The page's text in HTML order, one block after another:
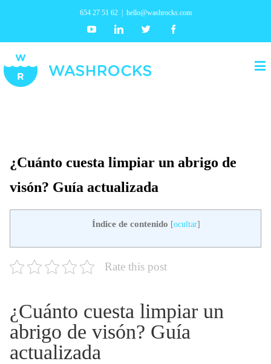
654 27 51 62 hello@washrocks.com
YoutubeLinkedin Twitter
¿Cuánto cuesta limpiar un abrigo de
visón? Guía actualizada
Índice de contenido [ocultar]
Rate this post
¿Cuánto cuesta limpiar un
abrigo de visón? Guía
actualizada